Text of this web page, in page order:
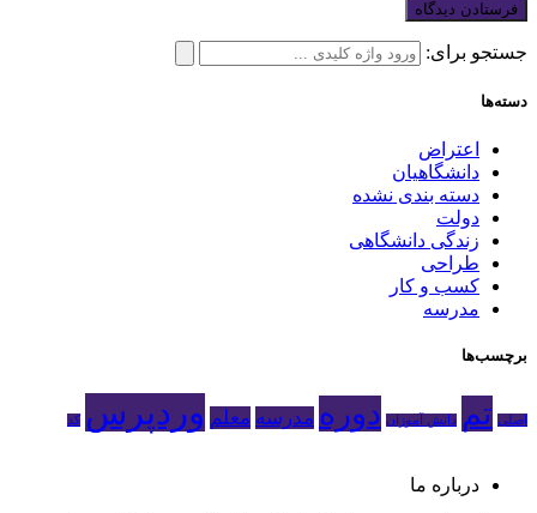
جستجو برای:
دسته‌ها
اعتراض
دانشگاهیان
دسته بندی نشده
دولت
زندگی دانشگاهی
طراحی
کسب و کار
مدرسه
برچسب‌ها
اصلی تم دانش آموزان دوره مدرسه معلم وردپرس کد
درباره ما